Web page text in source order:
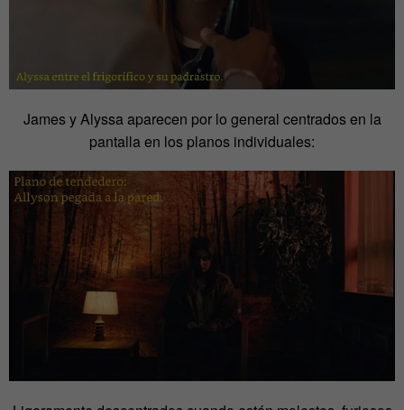
James y Alyssa aparecen por lo general centrados en la
pantalla en los planos individuales: